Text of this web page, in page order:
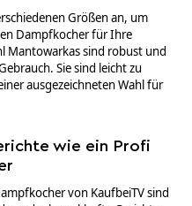
Größen an, um
Dampfkocher für Ihre
Mantowarkas sind robust und
Sie sind leicht zu
ausgezeichneten Wahl für
wie ein Profi
von KaufbeiTV sind